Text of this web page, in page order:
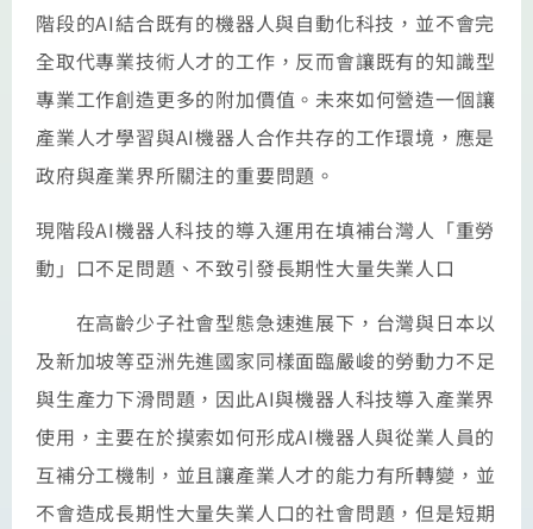
階段的AI結合既有的機器人與自動化科技，並不會完
全取代專業技術人才的工作，反而會讓既有的知識型
專業工作創造更多的附加價值。未來如何營造一個讓
產業人才學習與AI機器人合作共存的工作環境，應是
政府與產業界所關注的重要問題。
現階段AI機器人科技的導入運用在填補台灣人「重勞
動」口不足問題、不致引發長期性大量失業人口
在高齡少子社會型態急速進展下，台灣與日本以
及新加坡等亞洲先進國家同樣面臨嚴峻的勞動力不足
與生產力下滑問題，因此AI與機器人科技導入產業界
使用，主要在於摸索如何形成AI機器人與從業人員的
互補分工機制，並且讓產業人才的能力有所轉變，並
不會造成長期性大量失業人口的社會問題，但是短期